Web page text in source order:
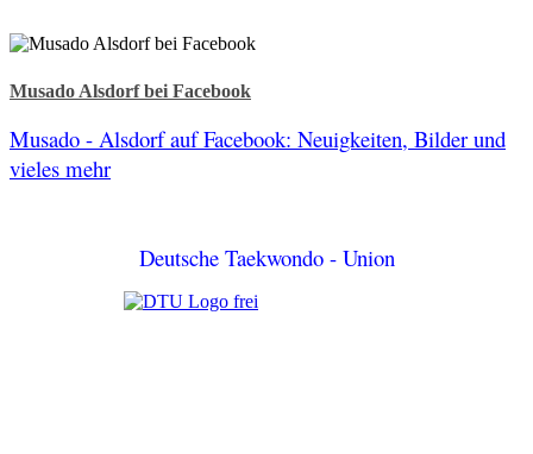
Musado Alsdorf bei Facebook
Musado - Alsdorf auf Facebook: Neuigkeiten, Bilder und
vieles mehr
Deutsche Taekwondo - Union